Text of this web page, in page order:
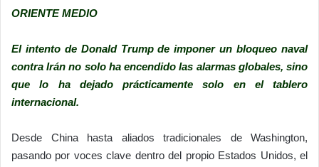
ORIENTE MEDIO
El intento de Donald Trumpde imponer un bloqueo naval
contra Irán no solo ha encendido las alarmas globales, sino
que lo ha dejado prácticamente solo en el tablero
internacional.
Desde Chinahasta aliados tradicionales de Washington,
pasando por voces clave dentro del propio Estados Unidos, el